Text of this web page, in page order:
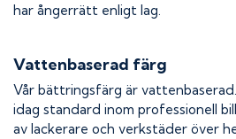
har ångerrätt enligt lag.
Vattenbaserad färg
Vår bättringsfärg är
idag standard inom professionell
av lackerare och verkstäder över